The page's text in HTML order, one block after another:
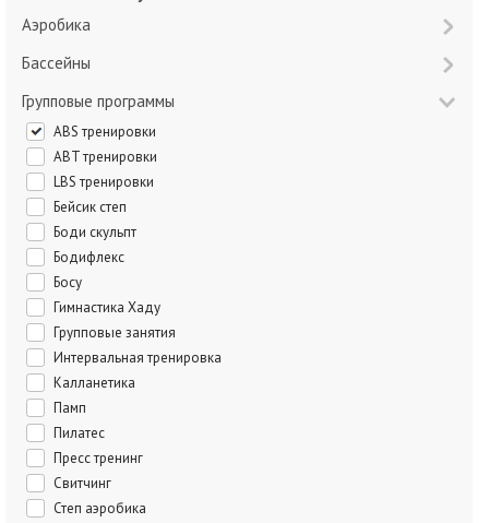
Аэробика
Бассейны
Групповые программы
ABS тренировки
ABT тренировки
LBS тренировки
Бейсик степ
Боди скульпт
Бодифлекс
Босу
Гимнастика Хаду
Групповые занятия
Интервальная тренировка
Калланетика
Памп
Пилатес
Пресс тренинг
Свитчинг
Степ аэробика